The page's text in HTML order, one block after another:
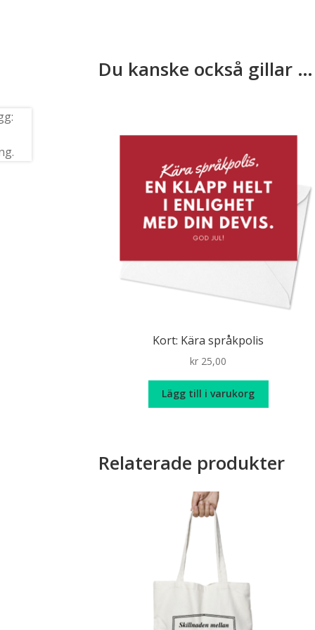
Du kanske också gillar …
Kort: Kära språkpolis
kr 25,00
Lägg till i varukorg
Relaterade produkter